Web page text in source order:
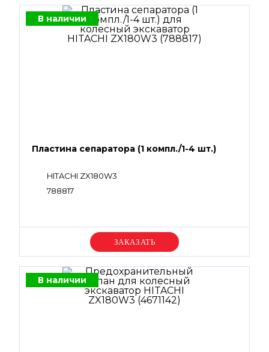
В наличии
Пластина сепаратора (1 компл./1-4 шт.)
HITACHI ZX180W3
788817
Уточняйте цену
В наличии